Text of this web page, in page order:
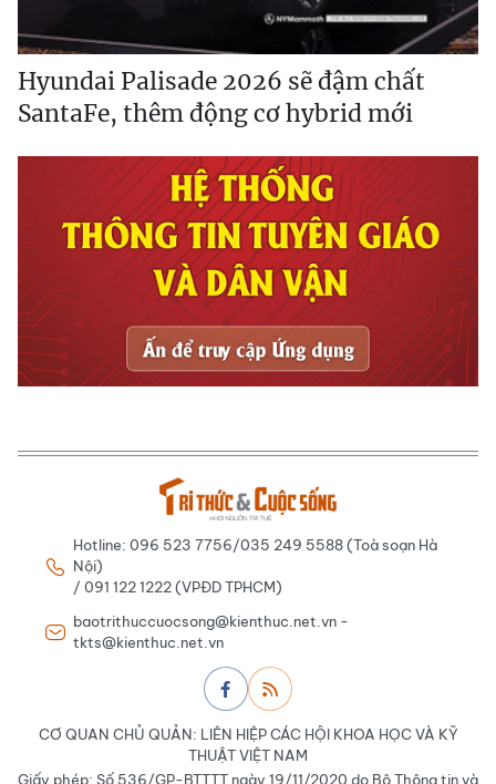
Hyundai Palisade 2026 sẽ đậm chất
SantaFe, thêm động cơ hybrid mới
Hotline: 096 523 7756/035 249 5588 (Toà soạn Hà
Nội)
/ 091 122 1222 (VPĐD TPHCM)
baotrithuccuocsong@kienthuc.net.vn -
tkts@kienthuc.net.vn
CƠ QUAN CHỦ QUẢN: LIÊN HIỆP CÁC HỘI KHOA HỌC VÀ KỸ
THUẬT VIỆT NAM
Giấy phép: Số 536/GP-BTTTT ngày 19/11/2020 do Bộ Thông tin và